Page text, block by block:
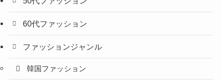
60代ファッション
ファッションジャンル
韓国ファッション